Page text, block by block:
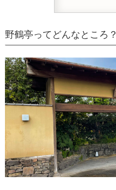
野鶴亭ってどんなところ？